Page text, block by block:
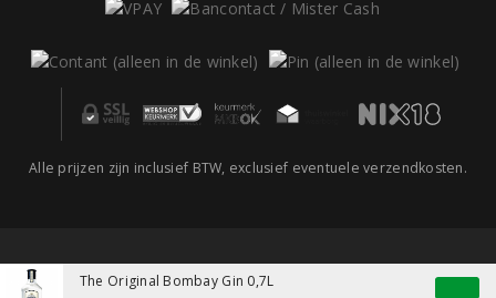
The Original Bombay Gin 0,7L
Alle prijzen zijn inclusief BTW, exclusief eventuele verzendkosten.